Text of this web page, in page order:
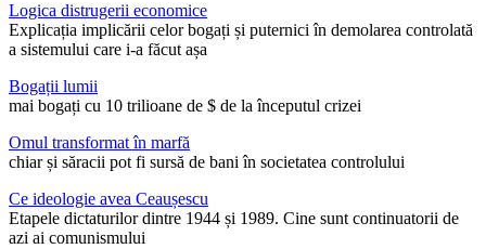
Logica distrugerii economice
Explicația implicării celor bogați și puternici în demolarea controlată
a sistemului care i-a făcut așa
Bogații lumii
mai bogați cu 10 trilioane de $ de la începutul crizei
Omul transformat în marfă
chiar și săracii pot fi sursă de bani în societatea controlului
Ce ideologie avea Ceaușescu
Etapele dictaturilor dintre 1944 și 1989. Cine sunt continuatorii de
azi ai comunismului